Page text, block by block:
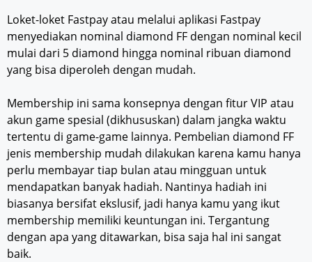
Loket-loket Fastpay atau melalui aplikasi Fastpay
menyediakan nominal diamond FF dengan nominal kecil
mulai dari 5 diamond hingga nominal ribuan diamond
yang bisa diperoleh dengan mudah.
Membership ini sama konsepnya dengan fitur VIP atau
akun game spesial (dikhususkan) dalam jangka waktu
tertentu di game-game lainnya. Pembelian diamond FF
jenis membership mudah dilakukan karena kamu hanya
perlu membayar tiap bulan atau mingguan untuk
mendapatkan banyak hadiah. Nantinya hadiah ini
biasanya bersifat ekslusif, jadi hanya kamu yang ikut
membership memiliki keuntungan ini. Tergantung
dengan apa yang ditawarkan, bisa saja hal ini sangat
baik.